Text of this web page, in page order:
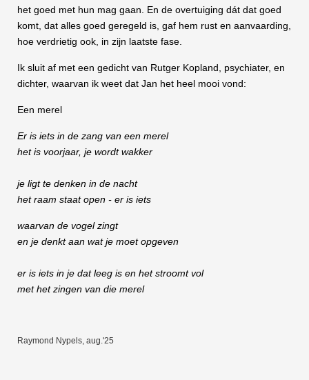
het goed met hun mag gaan. En de overtuiging dát dat goed
komt, dat alles goed geregeld is, gaf hem rust en aanvaarding,
hoe verdrietig ook, in zijn laatste fase.
Ik sluit af met een gedicht van Rutger Kopland, psychiater, en
dichter, waarvan ik weet dat Jan het heel mooi vond:
Een merel
Er is iets in de zang van een merel
het is voorjaar, je wordt wakker
je ligt te denken in de nacht
het raam staat open - er is iets
waarvan de vogel zingt
en je denkt aan wat je moet opgeven
er is iets in je dat leeg is en het stroomt vol
met het zingen van die merel
Raymond Nypels, aug.'25